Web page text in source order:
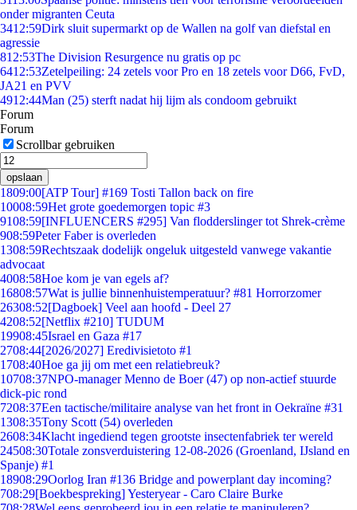
onder migranten Ceuta
3412:59Dirk sluit supermarkt op de Wallen na golf van diefstal en
agressie
812:53The Division Resurgence nu gratis op pc
6412:53Zetelpeiling: 24 zetels voor Pro en 18 zetels voor D66, FvD,
JA21 en PVV
4912:44Man (25) sterft nadat hij lijm als condoom gebruikt
Forum
Forum
Scrollbar gebruiken
opslaan
1809:00[ATP Tour] #169 Tosti Tallon back on fire
10008:59Het grote goedemorgen topic #3
9108:59[INFLUENCERS #295] Van flodderslinger tot Shrek-crème
908:59Peter Faber is overleden
1308:59Rechtszaak dodelijk ongeluk uitgesteld vanwege vakantie
advocaat
4008:58Hoe kom je van egels af?
16808:57Wat is jullie binnenhuistemperatuur? #81 Horrorzomer
26308:52[Dagboek] Veel aan hoofd - Deel 27
4208:52[Netflix #210] TUDUM
19908:45Israel en Gaza #17
2708:44[2026/2027] Eredivisietoto #1
1708:40Hoe ga jij om met een relatiebreuk?
10708:37NPO-manager Menno de Boer (47) op non-actief stuurde
dick-pic rond
7208:37Een tactische/militaire analyse van het front in Oekraïne #31
1308:35Tony Scott (54) overleden
2608:34Klacht ingediend tegen grootste insectenfabriek ter wereld
24508:30Totale zonsverduistering 12-08-2026 (Groenland, IJsland en
Spanje) #1
18908:29Oorlog Iran #136 Bridge and powerplant day incoming?
708:29[Boekbespreking] Yesteryear - Caro Claire Burke